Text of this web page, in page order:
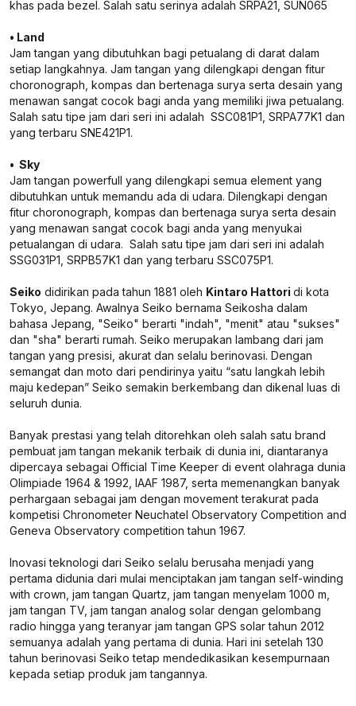
khas pada bezel. Salah satu serinya adalah SRPA21, SUN065
• Land
Jam tangan yang dibutuhkan bagi petualang di darat dalam
setiap langkahnya. Jam tangan yang dilengkapi dengan fitur
choronograph, kompas dan bertenaga surya serta desain yang
menawan sangat cocok bagi anda yang memiliki jiwa petualang.
Salah satu tipe jam dari seri ini adalah SSC081P1, SRPA77K1 dan
yang terbaru SNE421P1.
• Sky
Jam tangan powerfull yang dilengkapi semua element yang
dibutuhkan untuk memandu ada di udara. Dilengkapi dengan
fitur choronograph, kompas dan bertenaga surya serta desain
yang menawan sangat cocok bagi anda yang menyukai
petualangan di udara. Salah satu tipe jam dari seri ini adalah
SSG031P1, SRPB57K1 dan yang terbaru SSC075P1.
Seiko didirikan pada tahun 1881 oleh Kintaro Hattori di kota
Tokyo, Jepang. Awalnya Seiko bernama Seikosha dalam
bahasa Jepang, "Seiko" berarti "indah", "menit" atau "sukses"
dan "sha" berarti rumah. Seiko merupakan lambang dari jam
tangan yang presisi, akurat dan selalu berinovasi. Dengan
semangat dan moto dari pendirinya yaitu “satu langkah lebih
maju kedepan” Seiko semakin berkembang dan dikenal luas di
seluruh dunia.
Banyak prestasi yang telah ditorehkan oleh salah satu brand
pembuat jam tangan mekanik terbaik di dunia ini, diantaranya
dipercaya sebagai Official Time Keeper di event olahraga dunia
Olimpiade 1964 & 1992, IAAF 1987, serta memenangkan banyak
perhargaan sebagai jam dengan movement terakurat pada
kompetisi Chronometer Neuchatel Observatory Competition and
Geneva Observatory competition tahun 1967.
Inovasi teknologi dari Seiko selalu berusaha menjadi yang
pertama didunia dari mulai menciptakan jam tangan self-winding
with crown, jam tangan Quartz, jam tangan menyelam 1000 m,
jam tangan TV, jam tangan analog solar dengan gelombang
radio hingga yang teranyar jam tangan GPS solar tahun 2012
semuanya adalah yang pertama di dunia. Hari ini setelah 130
tahun berinovasi Seiko tetap mendedikasikan kesempurnaan
kepada setiap produk jam tangannya.